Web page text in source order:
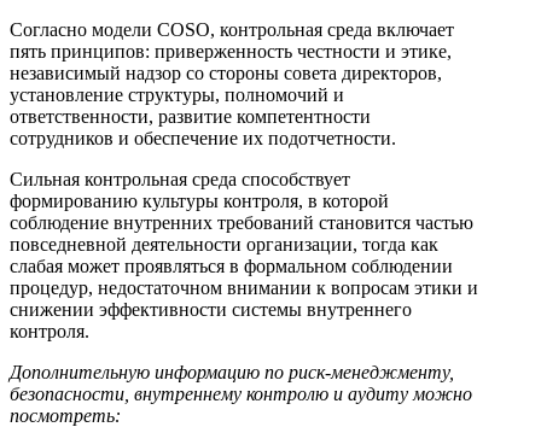
Согласно модели COSO, контрольная среда включает
пять принципов: приверженность честности и этике,
независимый надзор со стороны совета директоров,
установление структуры, полномочий и
ответственности, развитие компетентности
сотрудников и обеспечение их подотчетности.
Сильная контрольная среда способствует
формированию культуры контроля, в которой
соблюдение внутренних требований становится частью
повседневной деятельности организации, тогда как
слабая может проявляться в формальном соблюдении
процедур, недостаточном внимании к вопросам этики и
снижении эффективности системы внутреннего
контроля.
Дополнительную информацию по риск-менеджменту,
безопасности, внутреннему контролю и аудиту можно
посмотреть: